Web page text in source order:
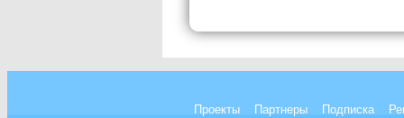
Проекты Партнеры Подписка